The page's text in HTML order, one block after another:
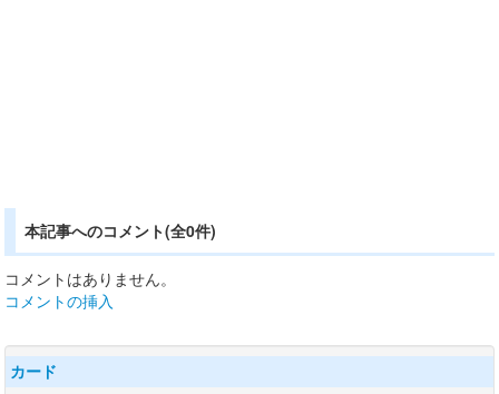
本記事へのコメント(全0件)
コメントはありません。
コメントの挿入
カード